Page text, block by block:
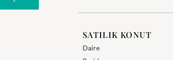
SATILIK KONUT
Daire